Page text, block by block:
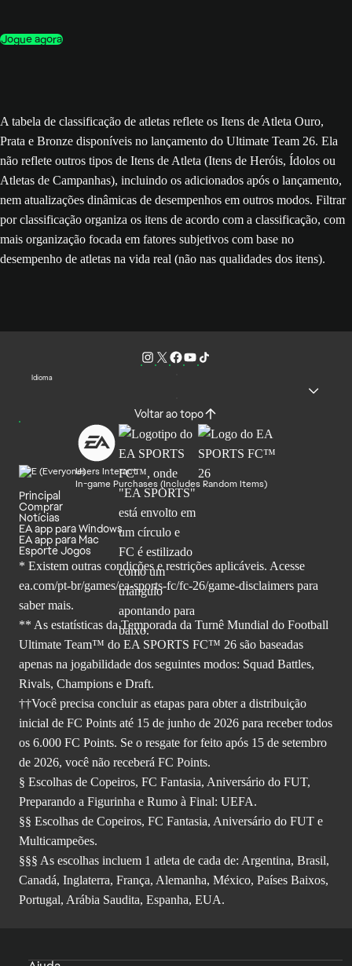
Jogue agora
A tabela de classificação de atletas reflete os Itens de Atleta Ouro,
Prata e Bronze disponíveis no lançamento do Ultimate Team 26. Ela
não reflete outros tipos de Itens de Atleta (Itens de Heróis, Ídolos ou
Atletas de Campanhas), incluindo os adicionados após o lançamento,
nem atualizações dinâmicas de desempenhos em outros modos. Filtrar
por classificação organiza os itens de acordo com a classificação, com
mais organização focada em fatores subjetivos com base no
desempenho de atletas na vida real (não nas qualidades dos itens).
Idioma
Voltar ao topo
Users Interact
In-game Purchases (Includes Random Items)
Principal
Comprar
Notícias
EA app para Windows
EA app para Mac
Esporte Jogos
* Existem outras condições e restrições aplicáveis. Acesse
ea.com/pt-br/games/ea-sports-fc/fc-26/game-disclaimers para
saber mais.
** As estatísticas da Temporada da Turnê Mundial do Football
Ultimate Team™ do EA SPORTS FC™ 26 são baseadas
apenas na jogabilidade dos seguintes modos: Squad Battles,
Rivals, Champions e Draft.
††Você precisa concluir as etapas para obter a distribuição
inicial de FC Points até 15 de junho de 2026 para receber todos
os 6.000 FC Points. Se o resgate for feito após 15 de setembro
de 2026, você não receberá FC Points.
§ Escolhas de Copeiros, FC Fantasia, Aniversário do FUT,
Preparando a Figurinha e Rumo à Final: UEFA.
§§ Escolhas de Copeiros, FC Fantasia, Aniversário do FUT e
Multicampeões.
§§§ As escolhas incluem 1 atleta de cada de: Argentina, Brasil,
Canadá, Inglaterra, França, Alemanha, México, Países Baixos,
Portugal, Arábia Saudita, Espanha, EUA.